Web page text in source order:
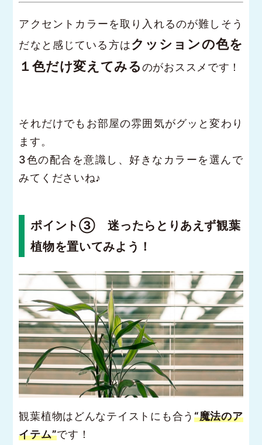
アクセントカラーを取り入れるのが難しそう
だなと感じている方はクッションの色を
１色だけ変えてみるのがおススメです！
それだけでもお部屋の雰囲気がグッと変わり
ます。
3色の配合を意識し、好きなカラーを選んで
みてくださいね♪
ポイント③ 迷ったらとりあえず観葉
植物を置いてみよう！
観葉植物はどんなテイストにも合う “魔法のア
イテム”です！